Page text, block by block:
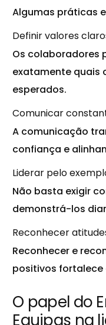
Algumas práticas
Definir valores
Os colaboradores
exatamente quais
esperados.
Comunicar
A comunicação
confiança e
Liderar pelo
Não basta exigir
demonstrá-los
Reconhecer
Reconhecer e
positivos fortalece
O papel do
Equipas na